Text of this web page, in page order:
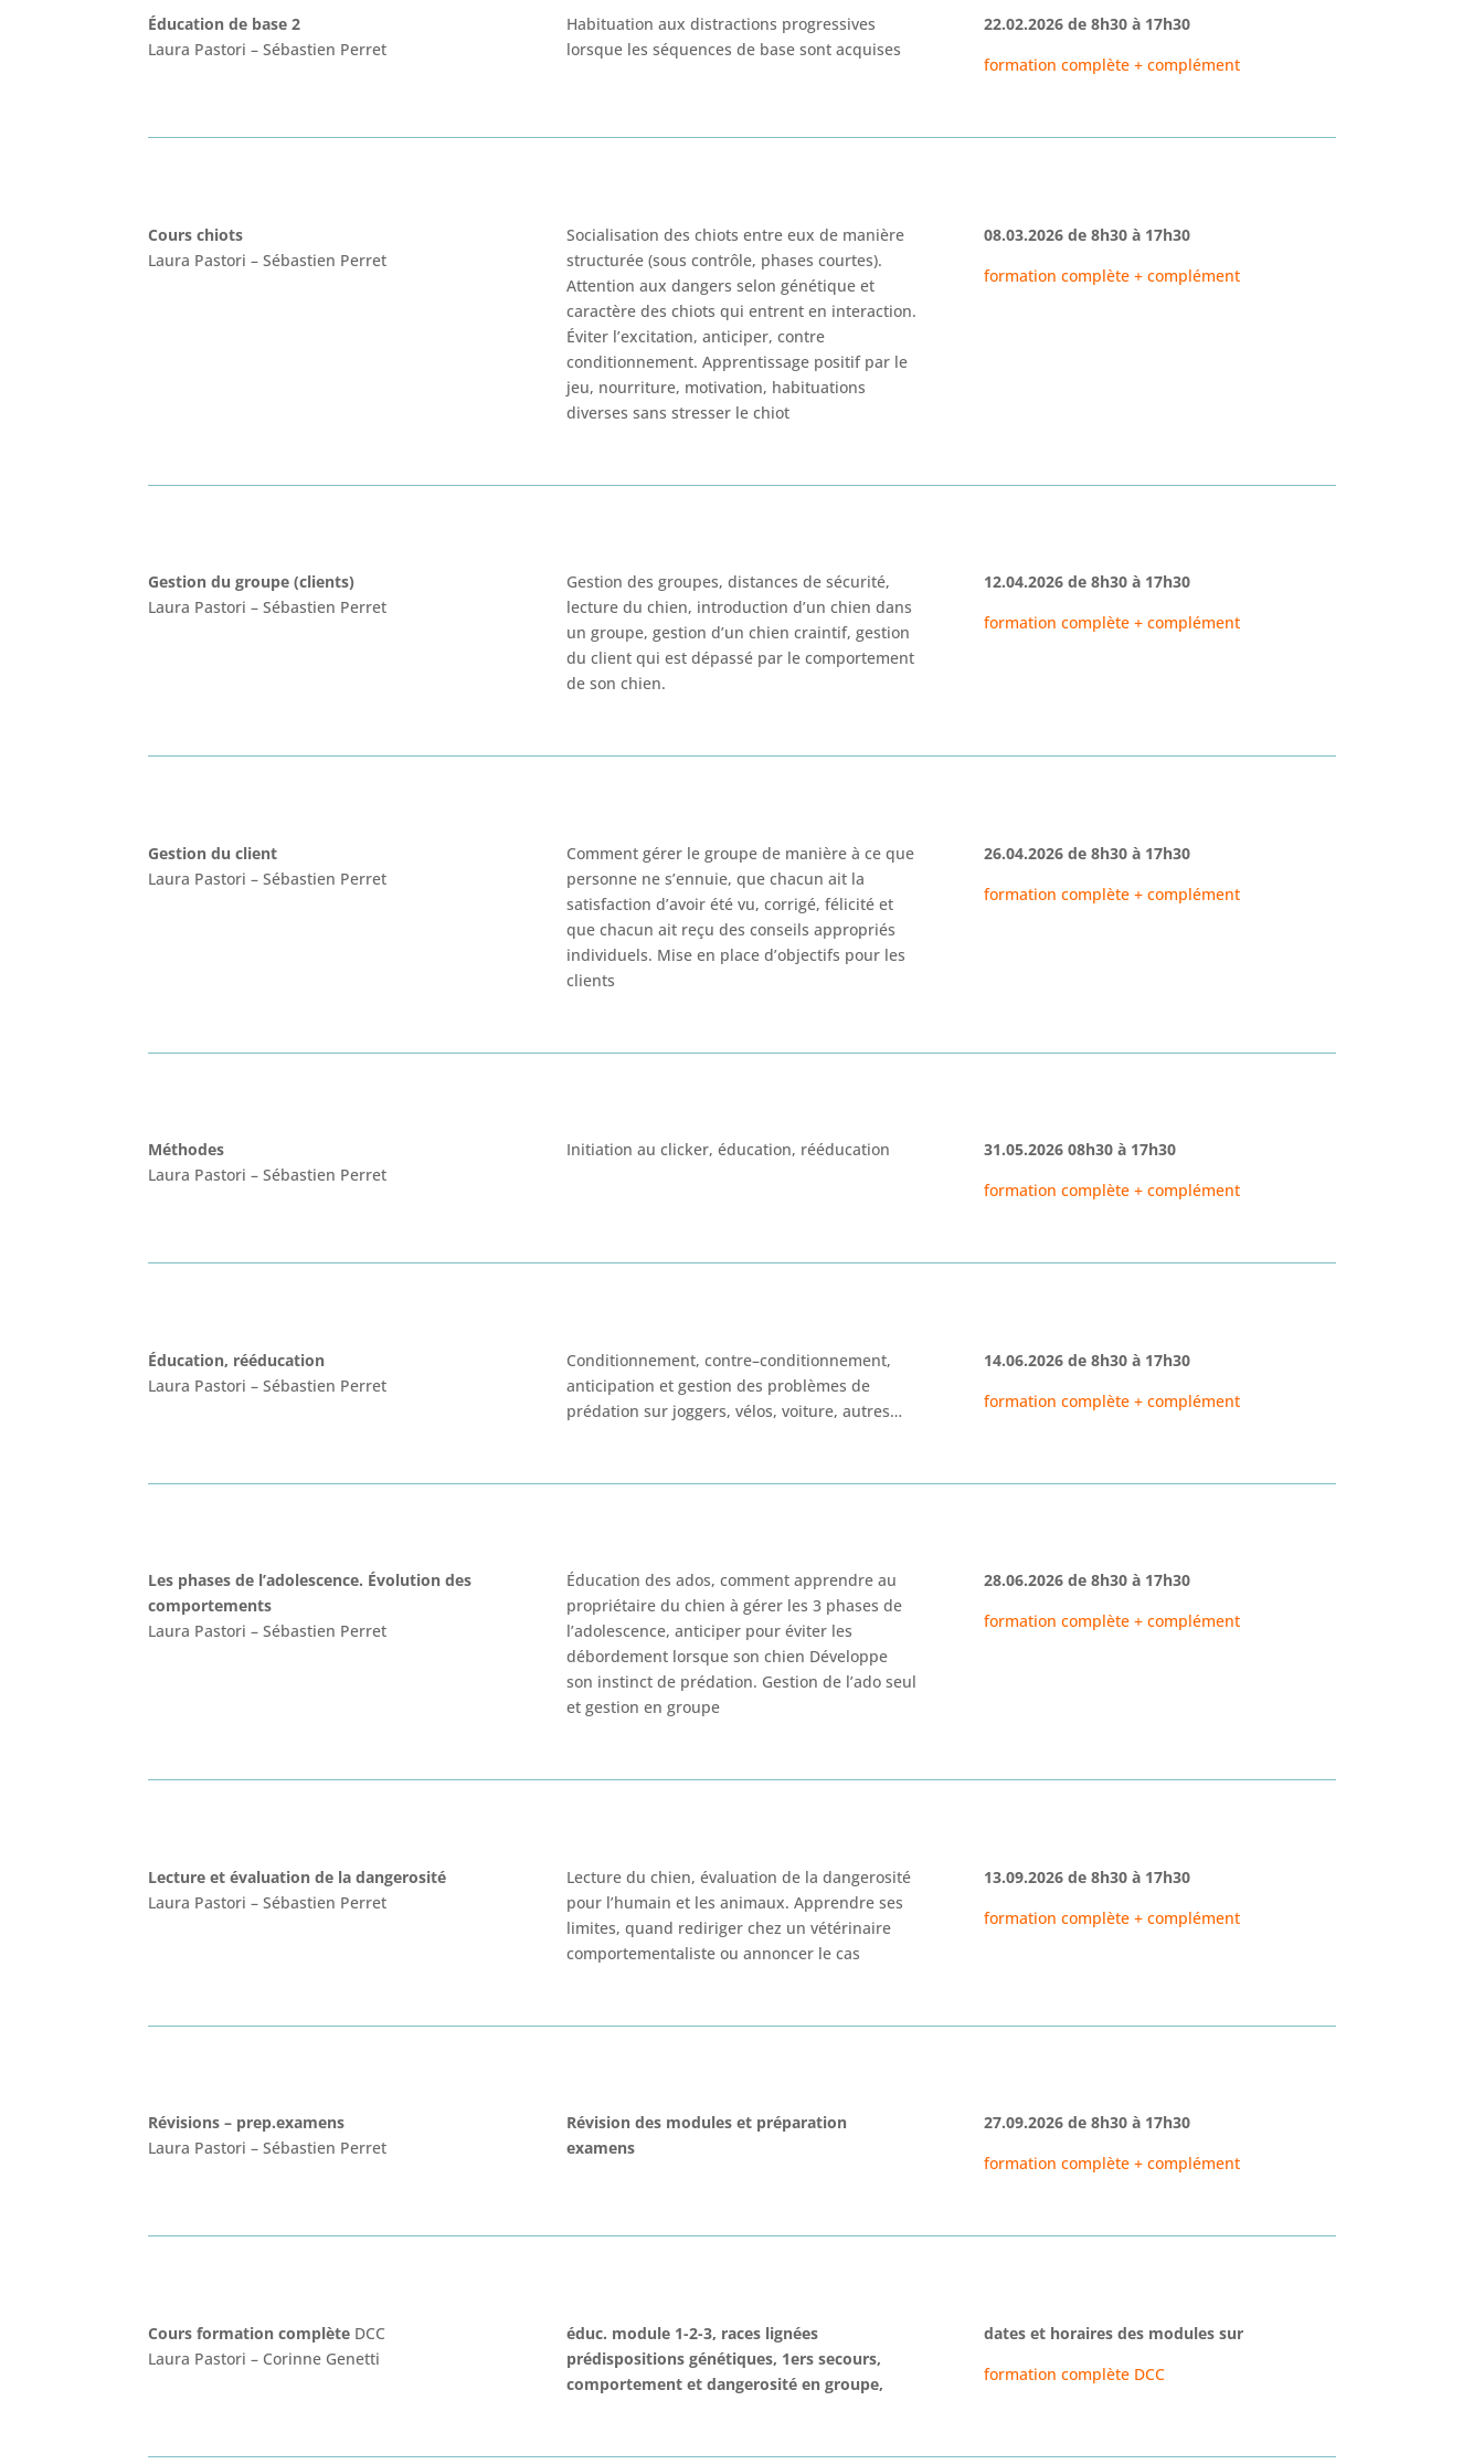
Éducation de base 2
Laura Pastori– Sébastien Perret
Habituation aux distractions progressives
lorsque les séquences de base sont acquises
22.02.2026de 8h30 à 17h30
formation complète + complément
Cours chiots
Laura Pastori– Sébastien Perret
Socialisation des chiots entre eux de manière
structurée (sous contrôle, phases courtes).
Attention aux dangers selon génétique et
caractère des chiots qui entrent en interaction.
Éviter l’excitation, anticiper, contre
conditionnement. Apprentissage positif par le
jeu, nourriture, motivation, habituations
diverses sans stresser le chiot
08.03.2026de 8h30 à 17h30
formation complète + complément
Gestion du groupe (clients)
Laura Pastori– Sébastien Perret
Gestion des groupes, distances de sécurité,
lecture du chien, introduction d’un chien dans
un groupe, gestion d’un chien craintif, gestion
du client qui est dépassé par le comportement
de son chien.
12.04.2026de 8h30 à 17h30
formation complète + complément
Gestion du client
Laura Pastori– Sébastien Perret
Comment gérer le groupe de manière à ce que
personne ne s’ennuie, que chacun ait la
satisfaction d’avoir été vu, corrigé, félicité et
que chacun ait reçu des conseils appropriés
individuels. Mise en place d’objectifs pour les
clients
26.04.2026 de 8h30 à 17h30
formation complète + complément
Méthodes
Laura Pastori– Sébastien Perret
Initiation au clicker, éducation, rééducation 31.05.2026 08h30 à 17h30
formation complète + complément
Éducation, rééducation
Laura Pastori– Sébastien Perret
Conditionnement, contre–conditionnement,
anticipation et gestion des problèmes de
prédation sur joggers, vélos, voiture, autres…
14.06.2026de 8h30 à 17h30
formation complète + complément
Les phases de l’adolescence. Évolution des
comportements
Laura Pastori– Sébastien Perret
Éducation des ados, comment apprendre au
propriétaire du chien à gérer les 3 phases de
l’adolescence, anticiper pour éviter les
débordement lorsque son chien Développe
son instinct de prédation. Gestion de l’ado seul
et gestion en groupe
28.06.2026de 8h30 à 17h30
formation complète + complément
Lecture et évaluation de ladangerosité
Laura Pastori– Sébastien Perret
Lecture du chien, évaluation de la dangerosité
pour l’humain et les animaux. Apprendre ses
limites, quand rediriger chez un vétérinaire
comportementaliste ou annoncer le cas
13.09.2026de 8h30 à 17h30
formation complète + complément
Révisions – prep.examens
Laura Pastori– Sébastien Perret
Révision des modules et préparation
examens
27.09.2026de 8h30 à 17h30
formation complète + complément
Cours formation complète DCC
Laura Pastori– Corinne Genetti
éduc. module 1-2-3, races lignées
prédispositions génétiques, 1ers secours,
comportement et dangerosité en groupe,
dates et horaires des modules sur
formation complète DCC